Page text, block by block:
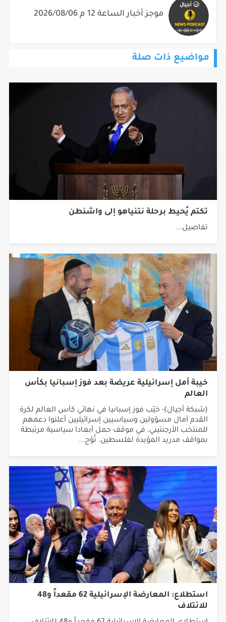
موجز أخبار الساعة 12 م 2026/08/06
مواضيع ذات صلة
تكتم يُحيط برحلة نتنياهو إلى واشنطن
تفاصيل...
خيبة أمل إسرائيلية عريضة بعد فوز إسبانيا بكأس
العالم
(شبكة أجيال)- خيّب فوز إسبانيا في نهائي كأس العالم لكرة
القدم آمال مسؤولين وسياسيين إسرائيليين أعلنوا دعمهم
للمنتخب الأرجنتيني، في موقف حمل أبعادا سياسية مرتبطة
بمواقف مدريد المؤيدة لفلسطين. تُوّج...
استطلاع: المعارضة الإسرائيلية 62 مقعداً و48
للائتلاف